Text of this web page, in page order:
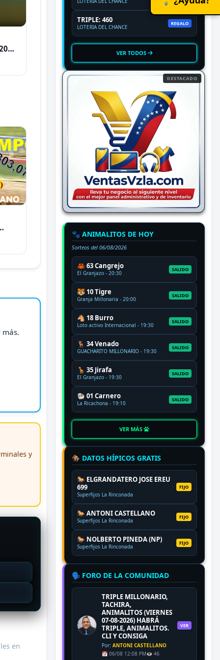
más.
y
en
TRIPLE: 460
LOTERIA DEL CHANCE
REGALO
VER TODOS
DESTACADO
🐾 ANIMALITOS DE HOY
Sorteos del 06/08/2026
🦀 63 Cangrejo
El Granjazo - 20:30
SALIDO
🐯 10 Tigre
Granja Millonaria - 20:00
SALIDO
🐴 18 Burro
Loto activo Internacional - 19:30
SALIDO
🦌 34 Venado
GUACHARITO MILLONARIO - 19:30
SALIDO
🦒 35 Jirafa
El Granjazo - 19:30
SALIDO
🐏 01 Carnero
La Ricachona - 19:10
SALIDO
VER MÁS
🏇 DATOS HÍPICOS GRATIS
🐎 ELGRANDATERO JOSE EREU
699
Superfijos La Rinconada
FIJO
🐎 ANTONI CASTELLANO
Superfijos La Rinconada
FIJO
🐎 NOLBERTO PINEDA (NP)
Superfijos La Rinconada
FIJO
🗣️ FORO DE LA COMUNIDAD
TRIPLE MILLONARIO,
TACHIRA,
ANIMALITOS (VIERNES
07-08-2026) HABRÁ
TRIPLE, ANIMALITOS.
CLI Y CONSIGA
Por: ANTONI CASTELLANO
📅 06/08 12:08 PM👁️ 46
VER